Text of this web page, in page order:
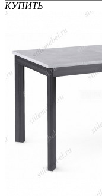
КУПИТЬ